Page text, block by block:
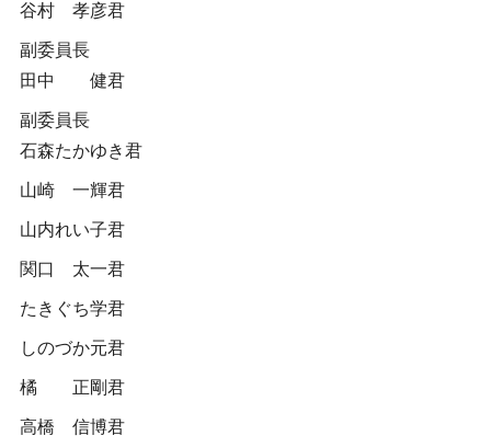
谷村 孝彦君
副委員長
田中 健君
副委員長
石森たかゆき君
山崎 一輝君
山内れい子君
関口 太一君
たきぐち学君
しのづか元君
橘 正剛君
高橋 信博君